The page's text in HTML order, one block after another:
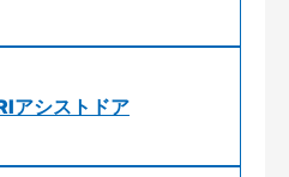
アシストドア